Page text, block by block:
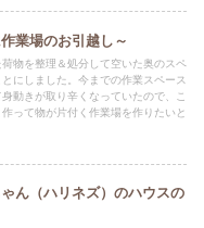
業場のお引越し～
物を整理＆処分して空いた奥のスペ
にしました。今までの作業スペース
動きが取り辛くなっていたので、こ
って物が片付く作業場を作りたいと
ん（ハリネズ）のハウスの